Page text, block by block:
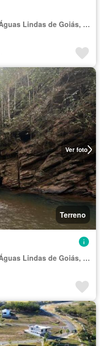
Região Geográfica Imediata de Águas Lindas de Goiás, Região Integrada de Desenvolvimento do Distrito Federal e Entorno
Ver foto
Terreno
Região Geográfica Imediata de Águas Lindas de Goiás, Região Integrada de Desenvolvimento do Distrito Federal e Entorno